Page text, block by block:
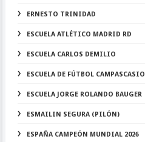
ERNESTO TRINIDAD
ESCUELA ATLÉTICO MADRID RD
ESCUELA CARLOS DEMILIO
ESCUELA DE FÚTBOL CAMPASCASIO
ESCUELA JORGE ROLANDO BAUGER
ESMAILIN SEGURA (PILÓN)
ESPAÑA CAMPEÓN MUNDIAL 2026